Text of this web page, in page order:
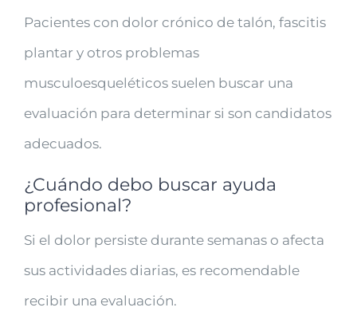
Pacientes con dolor crónico de talón, fascitis
plantar y otros problemas
musculoesqueléticos suelen buscar una
evaluación para determinar si son candidatos
adecuados.
¿Cuándo debo buscar ayuda
profesional?
Si el dolor persiste durante semanas o afecta
sus actividades diarias, es recomendable
recibir una evaluación.